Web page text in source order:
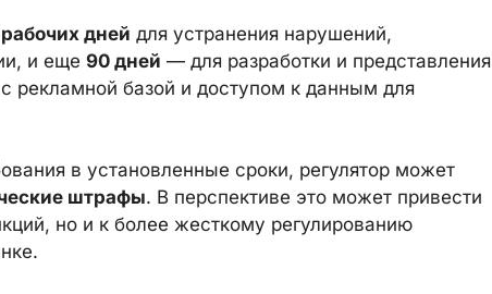
дней для устранения нарушений,
и еще 90 дней — для разработки и представления
рекламной базой и доступом к данным для
в установленные сроки, регулятор может
штрафы. В перспективе это может привести
но и к более жесткому регулированию